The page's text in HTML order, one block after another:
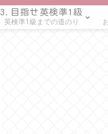
3.目指せ英検準1級
英検準1級までの道のり